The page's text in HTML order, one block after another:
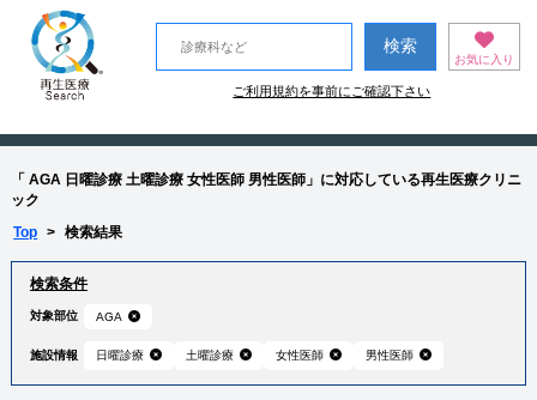
お気に入り
ご利用規約を事前にご確認下さい
「 AGA 日曜診療 土曜診療 女性医師 男性医師」に対応している再生医療クリニ
ック
Top > 検索結果
検索条件
対象部位 AGA
施設情報 日曜診療 土曜診療 女性医師 男性医師